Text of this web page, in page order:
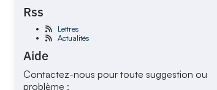
Rss
Lettres
Actualités
Aide
Contactez-nous pour toute suggestion ou
problème :